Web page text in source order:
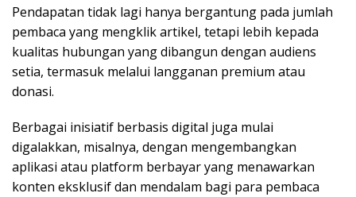
Pendapatan tidak lagi hanya bergantung pada jumlah
pembaca yang mengklik artikel, tetapi lebih kepada
kualitas hubungan yang dibangun dengan audiens
setia, termasuk melalui langganan premium atau
donasi.
Berbagai inisiatif berbasis digital juga mulai
digalakkan, misalnya, dengan mengembangkan
aplikasi atau platform berbayar yang menawarkan
konten eksklusif dan mendalam bagi para pembaca